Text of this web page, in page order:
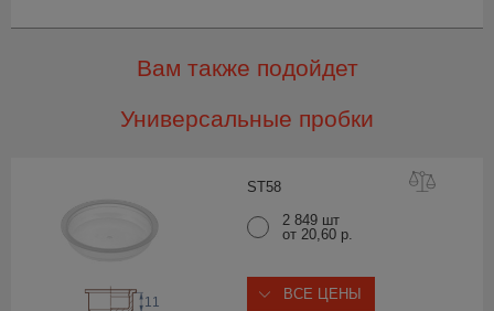
Вам также подойдет
Универсальные пробки
ST58
11
2 849 шт
от 20,60 р.
ВСЕ ЦЕНЫ